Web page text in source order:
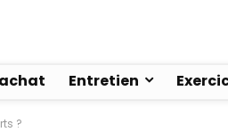
Entretien
?